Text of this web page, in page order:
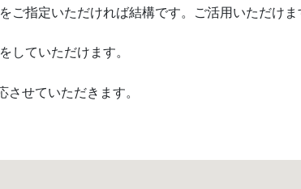
ご指定いただければ結構です。ご活用いただけま
していただけます。
せていただきます。